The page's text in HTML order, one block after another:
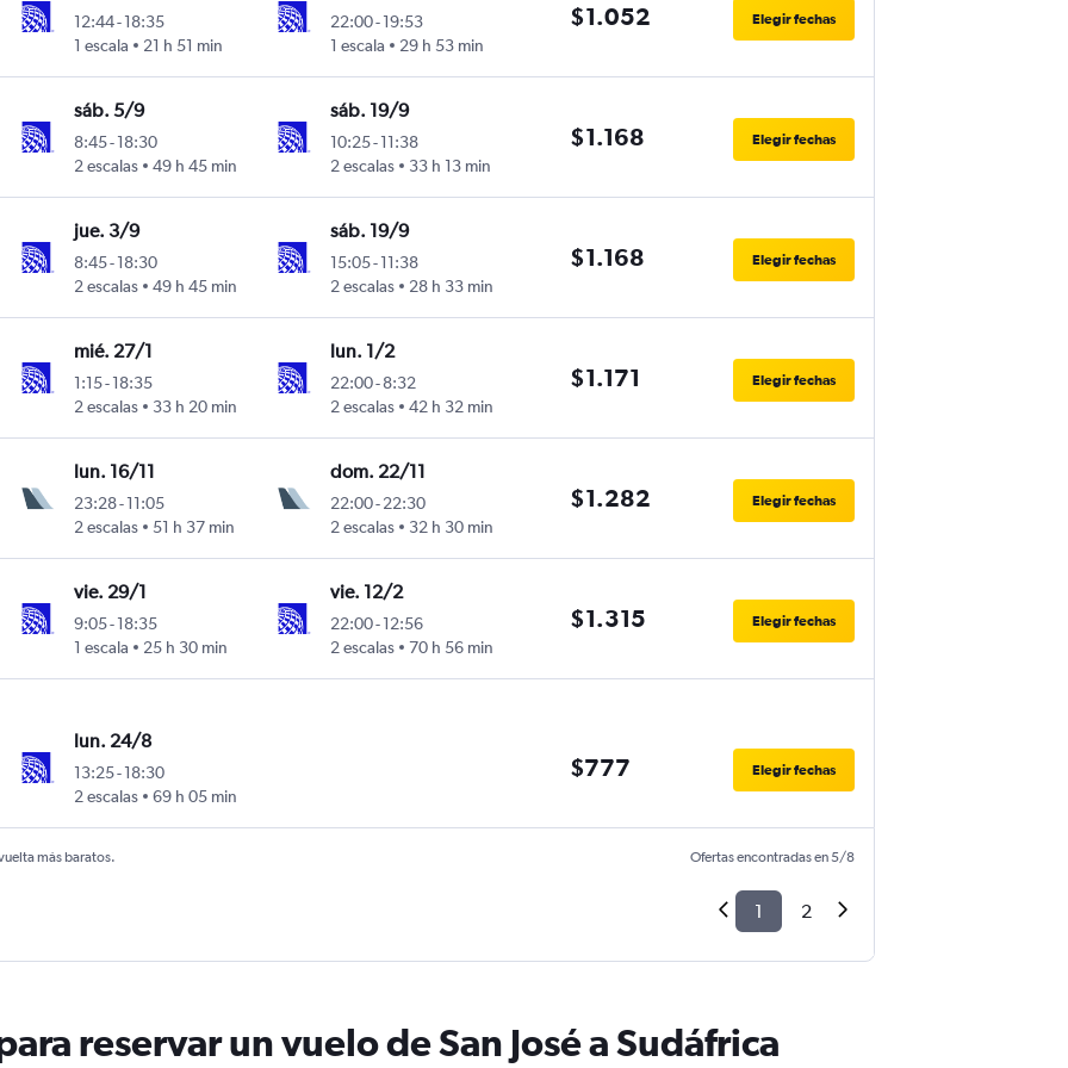
Oliver Reginald Tambo
12:44-18:35
1 escala
21 h 51 min
22:00-19:53
1 escala
29 h 53 min
$1.052 Elegir fechas
Oliver Reginald Tambo
sáb. 5/9
8:45-18:30
2 escalas
49 h 45 min
sáb. 19/9
10:25-11:38
2 escalas
33 h 13 min
$1.168 Elegir fechas
Oliver Reginald Tambo
jue. 3/9
8:45-18:30
2 escalas
49 h 45 min
sáb. 19/9
15:05-11:38
2 escalas
28 h 33 min
$1.168 Elegir fechas
Oliver Reginald Tambo
mié. 27/1
1:15-18:35
2 escalas
33 h 20 min
lun. 1/2
22:00-8:32
2 escalas
42 h 32 min
$1.171 Elegir fechas
Oliver Reginald Tambo
lun. 16/11
23:28-11:05
2 escalas
51 h 37 min
dom. 22/11
22:00-22:30
2 escalas
32 h 30 min
$1.282 Elegir fechas
Oliver Reginald Tambo
vie. 29/1
9:05-18:35
1 escala
25 h 30 min
vie. 12/2
22:00-12:56
2 escalas
70 h 56 min
$1.315 Elegir fechas
Oliver Reginald Tambo
lun. 24/8
13:25-18:30
2 escalas
69 h 05 min
$777 Elegir fechas
más baratos. Ofertas encontradas en 5/8
1 2
reservar un vuelo de San José a Sudáfrica